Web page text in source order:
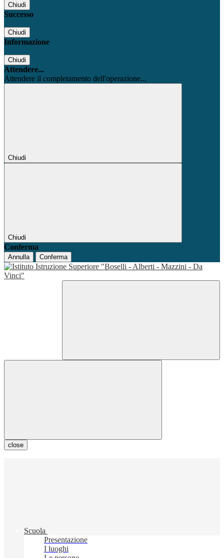
Chiudi
Successo
Chiudi
Informazione
Chiudi
Attendere...
Attendere il completamento dell'operazione...
Chiudi
Chiudi
Conferma
Annulla Conferma
close
Scuola
Presentazione
I luoghi